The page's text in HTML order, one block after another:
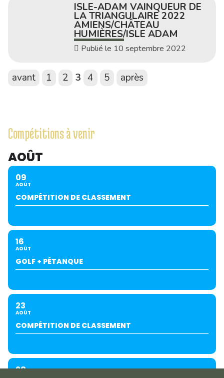
ISLE-ADAM VAINQUEUR DE
LA TRIANGULAIRE 2022
AMIENS/CHÂTEAU
HUMIÈRES/ISLE ADAM
Publié le 10 septembre 2022
avant 1 2 3 4 5 après
Compétitions à venir
AOÛT
09
AOÛT
COMPÉTITION DE CLASSEMENT
16
AOÛT
GOLF + PÉTANQUE
23
AOÛT
COMPÉTITION DE CLASSEMENT
28